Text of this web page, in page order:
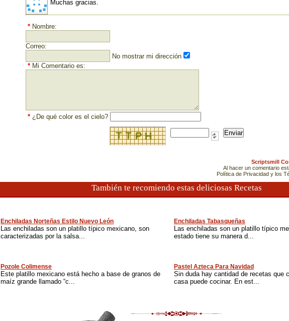
Muchas gracias.
* Nombre:
Correo:
No mostrar mi dirección
* Mi Comentario es:
* ¿De qué color es el cielo?
Scriptsmill
Al hacer un comentario
Política de Privacidad y los
También te recomiendo estas deliciosas Recetas
Enchiladas Norteñas Estilo Nuevo León
Las enchiladas son un platillo típico mexicano, son
caracterizadas por la salsa...
Enchiladas Tabasqueñas
Las enchiladas son un platillo típico
estado tiene su manera d...
Pozole Colimense
Este platillo mexicano está hecho a base de granos de
maíz grande llamado “c...
Pastel Azteca Para Navidad
Sin duda hay cantidad de recetas que
casa puede cocinar. En est...